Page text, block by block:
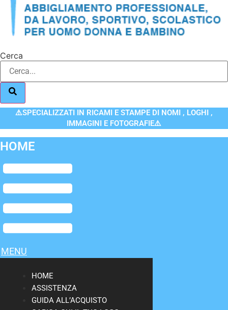
Cerca
⚠️SPECIALIZZATI IN RICAMI E STAMPE DI NOMI , LOGHI ,
IMMAGINI E FOTOGRAFIE⚠️
HOME
Flyout
Menu
MENU
HOME
ASSISTENZA
GUIDA ALL’ACQUISTO